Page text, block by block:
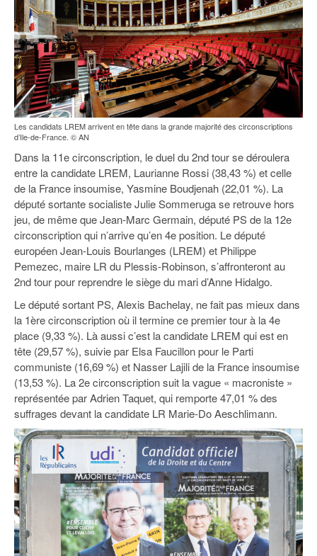
Les candidats LREM arrivent en tête dans la grande majorité des circonscriptions
d’Ile-de-France. © AN
Dans la 11e circonscription, le duel du 2nd tour se déroulera
entre la candidate LREM, Laurianne Rossi (38,43 %) et celle
de la France insoumise, Yasmine Boudjenah (22,01 %). La
député sortante socialiste Julie Sommeruga se retrouve hors
jeu, de même que Jean-Marc Germain, député PS de la 12e
circonscription qui n’arrive qu’en 4e position. Le député
européen Jean-Louis Bourlanges (LREM) et Philippe
Pemezec, maire LR du Plessis-Robinson, s’affronteront au
2nd tour pour reprendre le siège du mari d’Anne Hidalgo.
Le député sortant PS, Alexis Bachelay, ne fait pas mieux dans
la 1ère circonscription où il termine ce premier tour à la 4e
place (9,33 %). Là aussi c’est la candidate LREM qui est en
tête (29,57 %), suivie par Elsa Faucillon pour le Parti
communiste (16,69 %) et Nasser Lajili de la France insoumise
(13,53 %). La 2e circonscription suit la vague « macroniste »
représentée par Adrien Taquet, qui remporte 47,01 % des
suffrages devant la candidate LR Marie-Do Aeschlimann.